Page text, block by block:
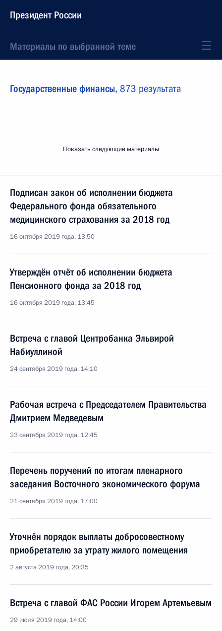
Президент России
Материалы по выбранной теме
Государственные финансы, 873 результата
Показать следующие материалы
Подписан закон об исполнении бюджета
Федерального фонда обязательного
медицинского страхования за 2018 год
16 октября 2019 года, 13:50
Утверждён отчёт об исполнении бюджета
Пенсионного фонда за 2018 год
16 октября 2019 года, 13:45
Встреча с главой Центробанка Эльвирой
Набиуллиной
24 сентября 2019 года, 14:10
Рабочая встреча с Председателем Правительства
Дмитрием Медведевым
23 сентября 2019 года, 12:45
Перечень поручений по итогам пленарного
заседания Восточного экономического форума
21 сентября 2019 года, 17:00
Уточнён порядок выплаты добросовестному
приобретателю за утрату жилого помещения
2 августа 2019 года, 20:35
Встреча с главой ФАС России Игорем Артемьевым
29 июля 2019 года, 14:00